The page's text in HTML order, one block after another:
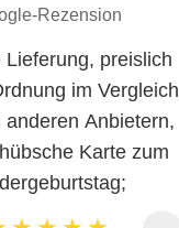
Rezension
Lieferung, preislich
im Vergleich
Anbietern,
Karte zum